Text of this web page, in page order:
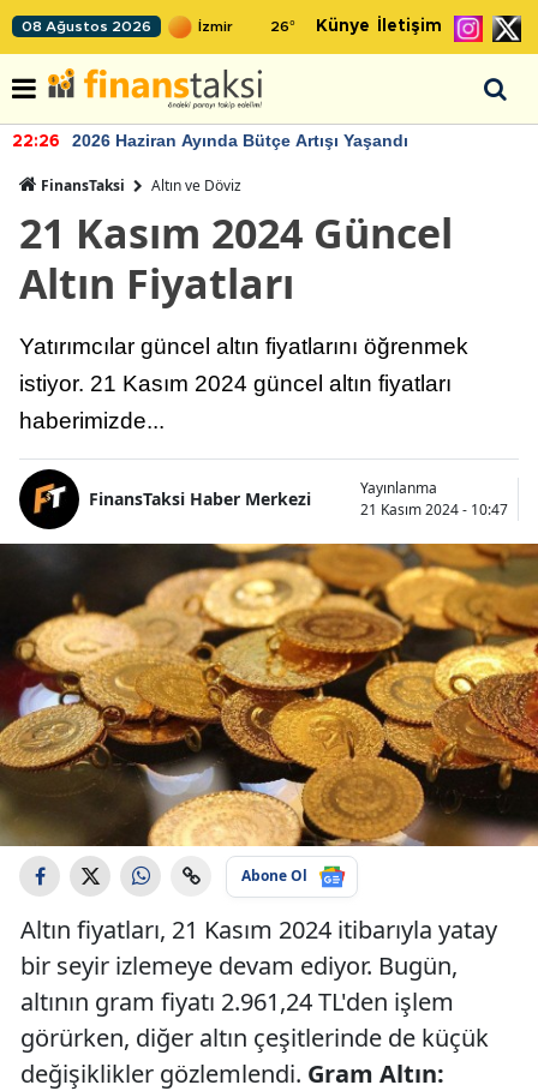
08 Ağustos 2026 26° Künye İletişim
22:26 2026 Haziran Ayında Bütçe Artışı Yaşandı
FinansTaksi Altın ve Döviz
21 Kasım 2024 Güncel
Altın Fiyatları
Yatırımcılar güncel altın fiyatlarını öğrenmek
istiyor. 21 Kasım 2024 güncel altın fiyatları
haberimizde...
FinansTaksi Haber Merkezi
Yayınlanma
21 Kasım 2024 - 10:47
Abone Ol
Altın fiyatları, 21 Kasım 2024 itibarıyla yatay
bir seyir izlemeye devam ediyor. Bugün,
altının gram fiyatı 2.961,24 TL'den işlem
görürken, diğer altın çeşitlerinde de küçük
değişiklikler gözlemlendi. Gram Altın: